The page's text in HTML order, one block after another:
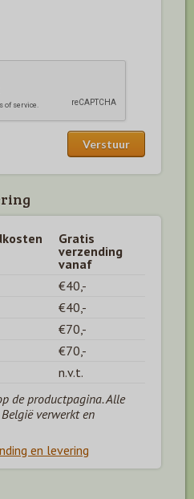
Gratis
verzending
vanaf
€40,-
€40,-
€70,-
€70,-
n.v.t.
de productpagina. Alle
verwerkt en
en levering